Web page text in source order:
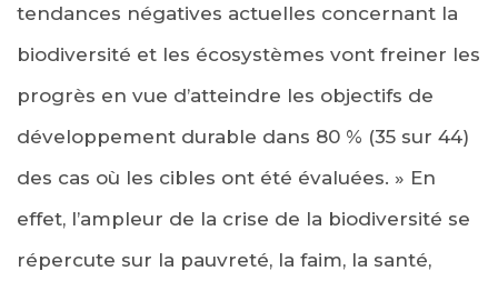
tendances négatives actuelles concernant la
biodiversité et les écosystèmes vont freiner les
progrès en vue d’atteindre les objectifs de
développement durable dans 80 % (35 sur 44)
des cas où les cibles ont été évaluées. » En
effet, l’ampleur de la crise de la biodiversité se
répercute sur la pauvreté, la faim, la santé,